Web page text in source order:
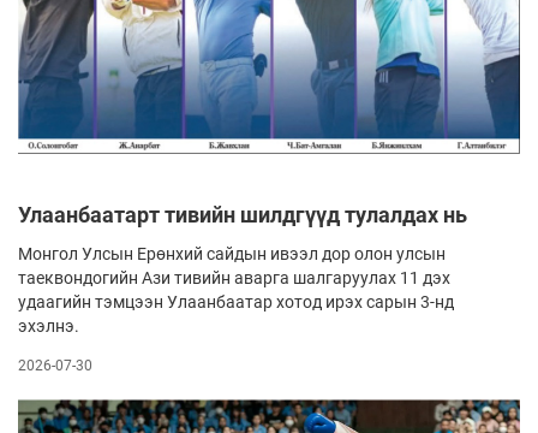
Улаанбаатарт тивийн шилдгүүд тулалдах нь
Монгол Улсын Ерөнхий сайдын ивээл дор олон улсын
таеквондогийн Ази тивийн аварга шалгаруулах 11 дэх
удаагийн тэмцээн Улаанбаатар хотод ирэх сарын 3-нд
эхэлнэ.
2026-07-30